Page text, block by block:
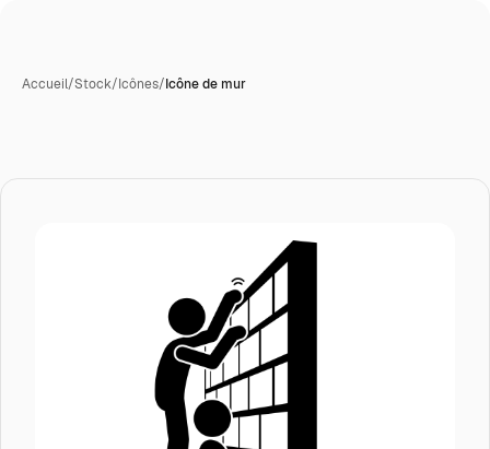
Accueil/Stock/Icônes/Icône de mur